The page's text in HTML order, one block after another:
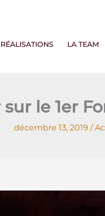
LA TEAM
sur le 1er
décembre 13, 2019 /